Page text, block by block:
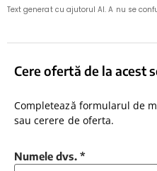
Text generat cu ajutorul AI. A nu se
Cere ofertă de la acest
Completează formularul de
sau cerere de oferta.
Numele dvs. *